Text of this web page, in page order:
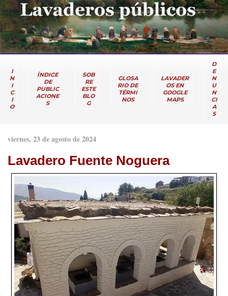
I
N
I
C
I
O
ÍNDICE
DE
PUBLIC
ACIONE
S
SOB
RE
ESTE
BLO
G
GLOSA
RIO DE
TÉRMI
NOS
LAVADER
OS EN
GOOGLE
MAPS
D
E
N
U
N
CI
A
S
viernes, 23 de agosto de 2024
Lavadero Fuente Noguera